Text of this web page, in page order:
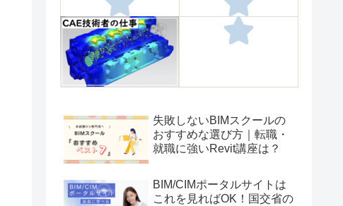
失敗しないBIMスクールの
おすすめな選び方｜転職・
就職に強いRevit講座は？
BIM/CIMポータルサイトは
これを見ればOK！国交省の